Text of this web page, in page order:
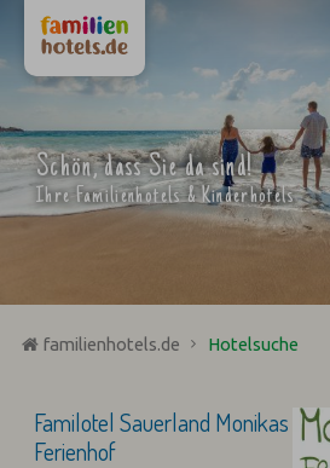
Schön, dass Sie da sind!
Ihre Familienhotels & Kinderhotels
familienhotels.de Hotelsuche
Familotel Sauerland Monikas
Ferienhof